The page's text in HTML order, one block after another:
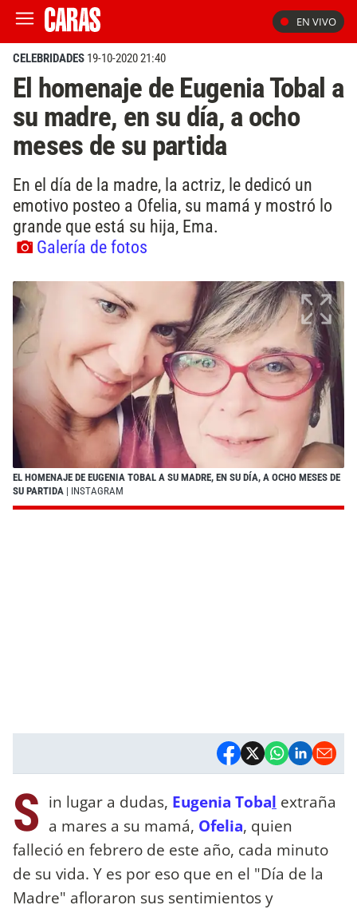
EN VIVO
CELEBRIDADES 19-10-2020 21:40
El homenaje de Eugenia Tobal a
su madre, en su día, a ocho
meses de su partida
En el día de la madre, la actriz, le dedicó un
emotivo posteo a Ofelia, su mamá y mostró lo
grande que está su hija, Ema.
Galería de fotos
EL HOMENAJE DE EUGENIA TOBAL A SU MADRE, EN SU DÍA, A OCHO MESES DE
SU PARTIDA | INSTAGRAM
S in lugar a dudas, Eugenia Tobal extraña
a mares a su mamá, Ofelia, quien
falleció en febrero de este año, cada minuto
de su vida. Y es por eso que en el "Día de la
Madre" afloraron sus sentimientos y